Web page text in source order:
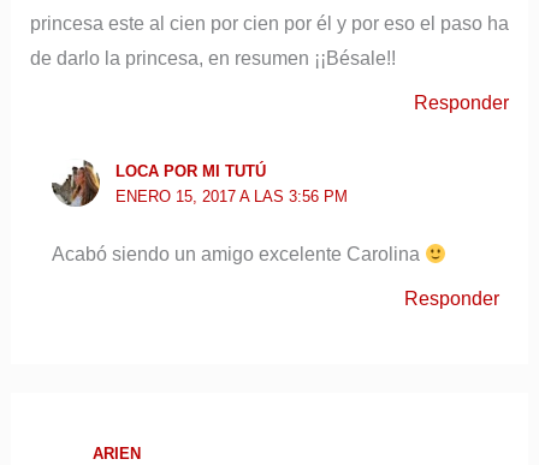
princesa este al cien por cien por él y por eso el paso ha
de darlo la princesa, en resumen ¡¡Bésale!!
Responder
LOCA POR MI TUTÚ
ENERO 15, 2017 A LAS 3:56 PM
Acabó siendo un amigo excelente Carolina
Responder
ARIEN